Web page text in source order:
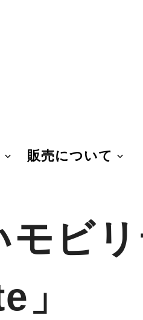
販売について
モビ
」